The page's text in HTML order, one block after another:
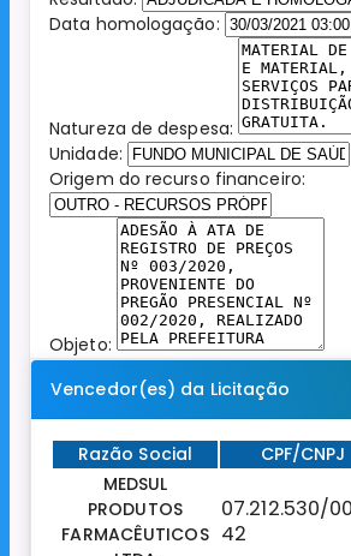
Data homologação:
Natureza de despesa:
Unidade:
Origem do recurso financeiro:
Objeto:
Vencedor(es) da Licitação
Razão Social CPF/CNPJ
MEDSUL
PRODUTOS
FARMACÊUTICOS
07.212.530/
42